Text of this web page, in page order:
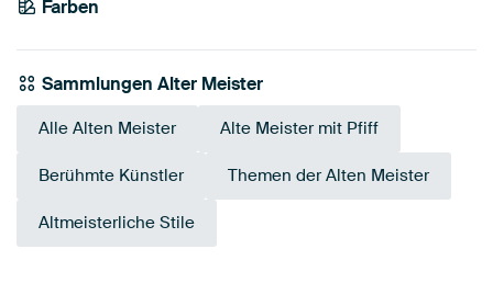
Farben
Braun
Bordeaux
Anthrazit
Sammlungen Alter Meister
Alle Alten Meister Alte Meister mit Pfiff
Berühmte Künstler Themen der Alten Meister
Altmeisterliche Stile